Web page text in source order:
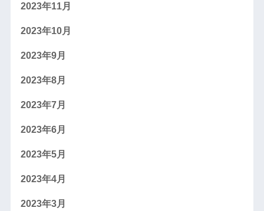
2023年11月
2023年10月
2023年9月
2023年8月
2023年7月
2023年6月
2023年5月
2023年4月
2023年3月